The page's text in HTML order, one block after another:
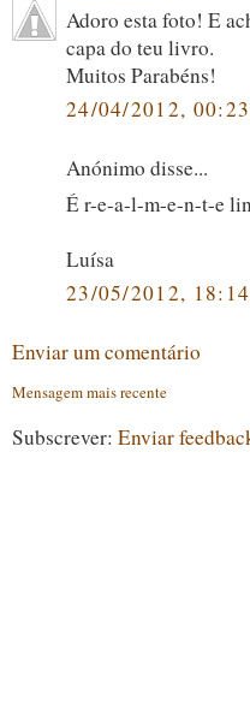
Adoro esta foto! E
capa do teu livro.
Muitos Parabéns!
24/04/2012,
Anónimo disse...
É r-e-a-l-m-e-n-t-e
Luísa
23/05/2012,
Enviar um comentário
Mensagem mais recente
Subscrever: Enviar